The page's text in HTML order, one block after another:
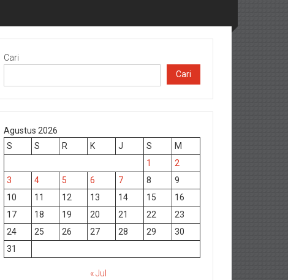
Cari
Cari
Agustus 2026
S
S R K J S
M
1
2
3
4 5 6 7 8
9
10
11 12 13 14 15
16
17
18 19 20 21 22
23
24
25 26 27 28 29
30
31
« Jul